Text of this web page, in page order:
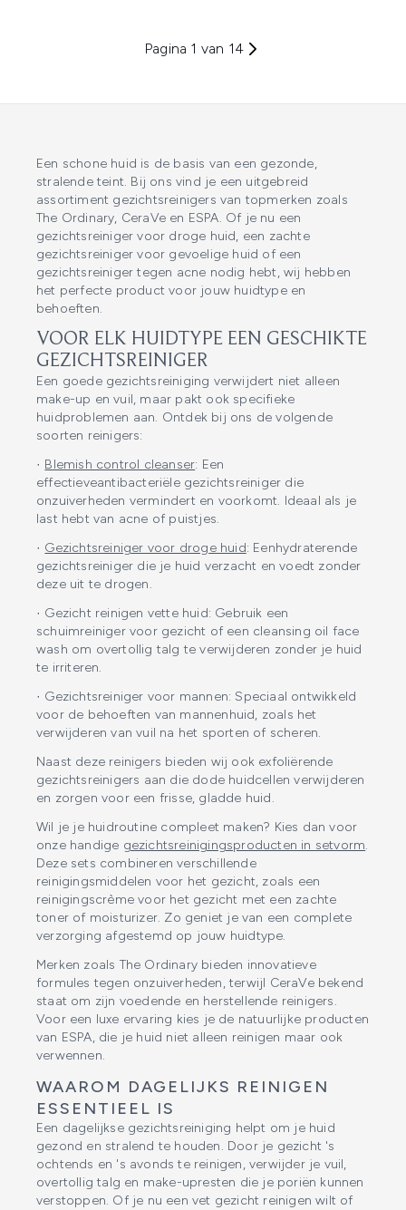
Pagina 1 van 14
Een schone huid is de basis van een gezonde,
stralende teint. Bij ons vind je een uitgebreid
assortiment gezichtsreinigers van topmerken zoals
The Ordinary, CeraVe en ESPA. Of je nu een
gezichtsreiniger voor droge huid, een zachte
gezichtsreiniger voor gevoelige huid of een
gezichtsreiniger tegen acne nodig hebt, wij hebben
het perfecte product voor jouw huidtype en
behoeften.
VOOR ELK HUIDTYPE EEN GESCHIKTE
GEZICHTSREINIGER
Een goede gezichtsreiniging verwijdert niet alleen
make-up en vuil, maar pakt ook specifieke
huidproblemen aan. Ontdek bij ons de volgende
soorten reinigers:
· Blemish control cleanser: Een
effectieveantibacteriële gezichtsreiniger die
onzuiverheden vermindert en voorkomt. Ideaal als je
last hebt van acne of puistjes.
· Gezichtsreiniger voor droge huid: Eenhydraterende
gezichtsreiniger die je huid verzacht en voedt zonder
deze uit te drogen.
· Gezicht reinigen vette huid: Gebruik een
schuimreiniger voor gezicht of een cleansing oil face
wash om overtollig talg te verwijderen zonder je huid
te irriteren.
· Gezichtsreiniger voor mannen: Speciaal ontwikkeld
voor de behoeften van mannenhuid, zoals het
verwijderen van vuil na het sporten of scheren.
Naast deze reinigers bieden wij ook exfoliërende
gezichtsreinigers aan die dode huidcellen verwijderen
en zorgen voor een frisse, gladde huid.
Wil je je huidroutine compleet maken? Kies dan voor
onze handige gezichtsreinigingsproducten in setvorm.
Deze sets combineren verschillende
reinigingsmiddelen voor het gezicht, zoals een
reinigingscrème voor het gezicht met een zachte
toner of moisturizer. Zo geniet je van een complete
verzorging afgestemd op jouw huidtype.
Merken zoals The Ordinary bieden innovatieve
formules tegen onzuiverheden, terwijl CeraVe bekend
staat om zijn voedende en herstellende reinigers.
Voor een luxe ervaring kies je de natuurlijke producten
van ESPA, die je huid niet alleen reinigen maar ook
verwennen.
WAAROM DAGELIJKS REINIGEN
ESSENTIEEL IS
Een dagelijkse gezichtsreiniging helpt om je huid
gezond en stralend te houden. Door je gezicht 's
ochtends en 's avonds te reinigen, verwijder je vuil,
overtollig talg en make-upresten die je poriën kunnen
verstoppen. Of je nu een vet gezicht reinigen wilt of